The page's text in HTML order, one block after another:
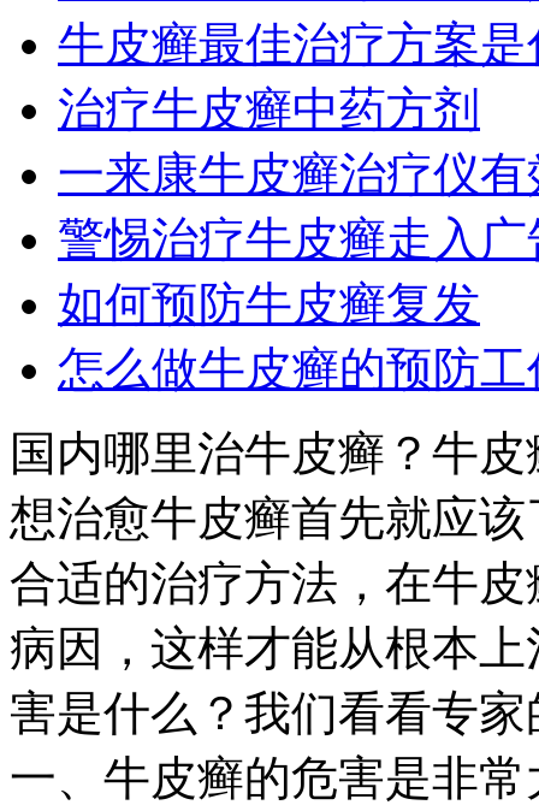
牛皮癣最佳治疗方案是
治疗牛皮癣中药方剂
一来康牛皮癣治疗仪
警惕治疗牛皮癣走入
如何预防牛皮癣复发
怎么做牛皮癣的预防工
国内哪里治牛皮癣？牛
想治愈牛皮癣首先就应
合适的治疗方法，在牛
病因，这样才能从根本
害是什么？我们看看专
一、牛皮癣的危害是非